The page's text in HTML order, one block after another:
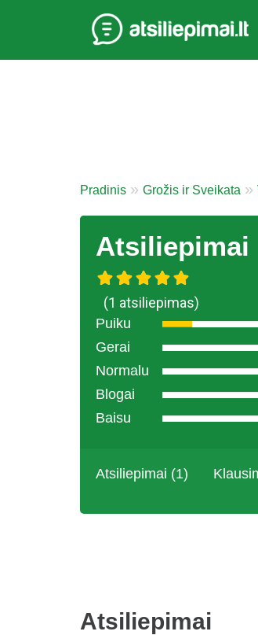
Pradinis Grožis ir Sveikata
Atsiliepimai
(1 atsiliepimas)
Puiku
Gerai
Normalu
Blogai
Baisu
Atsiliepimai (1)
Atsiliepimai